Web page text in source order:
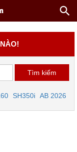
SH350i AB 2026